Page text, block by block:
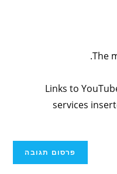
The
Links to
services